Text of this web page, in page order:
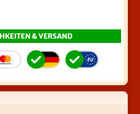
& VERSAND